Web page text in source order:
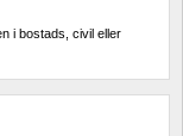
i bostads, civil eller